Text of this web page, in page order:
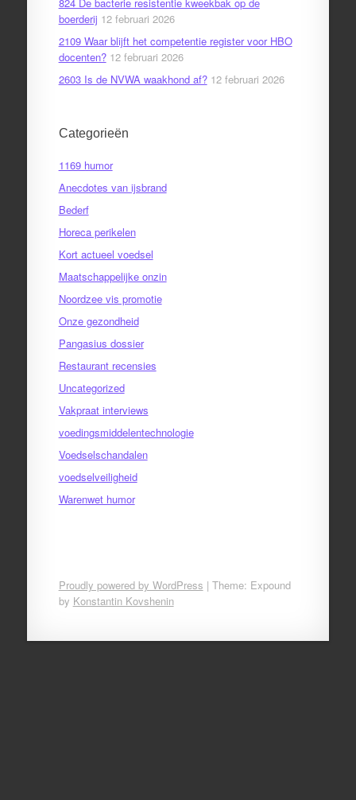
boerderij 12 februari 2026
2109 Waar blijft het competentie register voor HBO
docenten? 12 februari 2026
2603 Is de NVWA waakhond af? 12 februari 2026
Categorieën
1169 humor
Anecdotes van ijsbrand
Bederf
Horeca perikelen
Kort actueel voedsel
Maatschappelijke onzin
Noordzee vis promotie
Onze gezondheid
Pangasius dossier
Restaurant recensies
Uncategorized
Vakpraat interviews
voedingsmiddelentechnologie
Voedselschandalen
voedselveiligheid
Warenwet humor
Proudly powered by WordPress | Theme: Expound
by Konstantin Kovshenin